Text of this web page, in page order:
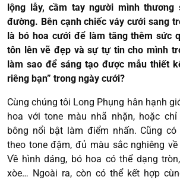
lộng lẫy, cầm tay người mình thương
đường. Bên cạnh chiếc váy cưới sang
là bó hoa cưới để làm tăng thêm sức
tôn lên vẽ đẹp và sự tự tin cho mình
làm sao để sáng tạo được mẫu thiết
riêng bạn” trong ngày cưới?
Cùng chúng tôi Long Phụng hân hạnh
hoa với tone màu nhã nhặn, hoặc
bông nổi bật làm điểm nhấn. Cũng
theo tone đậm, đủ màu sắc nghiêng
Về hình dáng, bó hoa có thể dạng
xòe… Ngoài ra, còn có thể kết hợp